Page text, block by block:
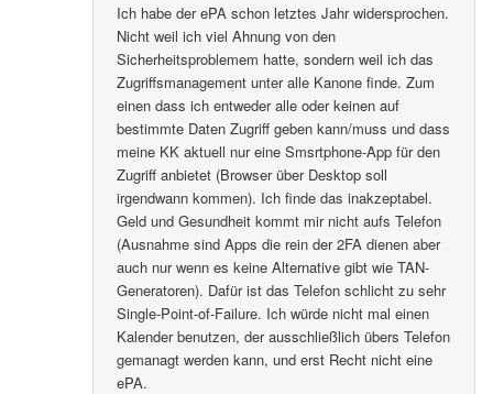
Ich habe der ePA schon letztes Jahr widersprochen.
Nicht weil ich viel Ahnung von den
Sicherheitsproblemem hatte, sondern weil ich das
Zugriffsmanagement unter alle Kanone finde. Zum
einen dass ich entweder alle oder keinen auf
bestimmte Daten Zugriff geben kann/muss und dass
meine KK aktuell nur eine Smsrtphone-App für den
Zugriff anbietet (Browser über Desktop soll
irgendwann kommen). Ich finde das inakzeptabel.
Geld und Gesundheit kommt mir nicht aufs Telefon
(Ausnahme sind Apps die rein der 2FA dienen aber
auch nur wenn es keine Alternative gibt wie TAN-
Generatoren). Dafür ist das Telefon schlicht zu sehr
Single-Point-of-Failure. Ich würde nicht mal einen
Kalender benutzen, der ausschließlich übers Telefon
gemanagt werden kann, und erst Recht nicht eine
ePA.